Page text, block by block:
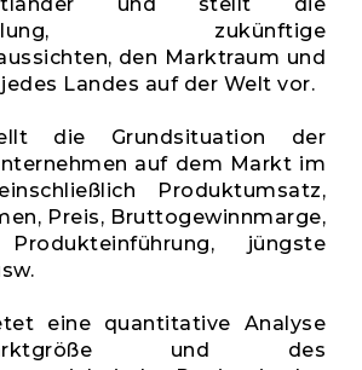
zukünftige
den Marktraum und
Landes auf der Welt vor.
die Grundsituation der
auf dem Markt im
Produktumsatz,
Preis, Bruttogewinnmarge,
jüngste
eine quantitative Analyse
und des